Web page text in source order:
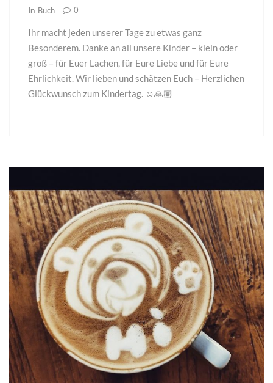
In Buch 0
Ihr macht jeden unserer Tage zu etwas ganz
Besonderem. Danke an all unsere Kinder – klein oder
groß – für Euer Lachen, für Eure Liebe und für Eure
Ehrlichkeit. Wir lieben und schätzen Euch – Herzlichen
Glückwunsch zum Kindertag. ☺️🙏🏽